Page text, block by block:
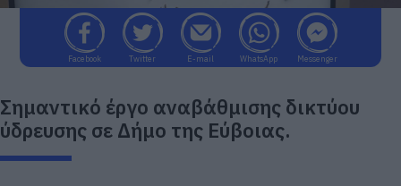
Facebook Twitter E-mail WhatsApp Messenger
Σημαντικό έργο αναβάθμισης δικτύου
ύδρευσης σε Δήμο της Εύβοιας.